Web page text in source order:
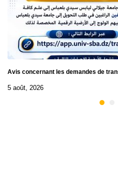
Avis concernant les demandes de
5 août, 2026